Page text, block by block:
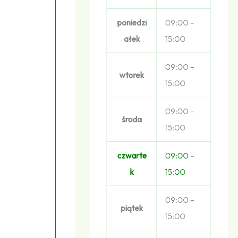
poniedzi
ałek
09:00 –
15:00
wtorek
09:00 –
15:00
środa
09:00 –
15:00
czwarte
k
09:00 –
15:00
piątek
09:00 –
15:00